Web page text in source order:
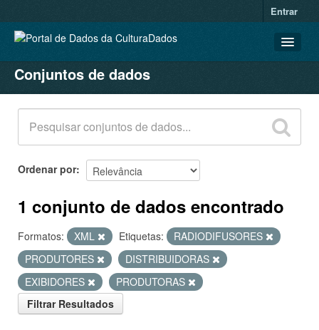
Entrar
CONJUNTOS DE DADOS
ORGANIZAÇÕES
GRUPOS
SOBRE
Conjuntos de dados
Ordenar por
1 conjunto de dados encontrado
Formatos: XML Etiquetas:
RADIODIFUSORES
PRODUTORES
DISTRIBUIDORAS
EXIBIDORES
PRODUTORAS
Filtrar Resultados